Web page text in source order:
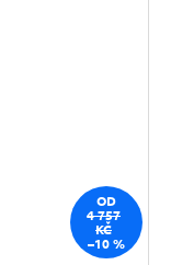
OD
4 757
KČ
–10 %